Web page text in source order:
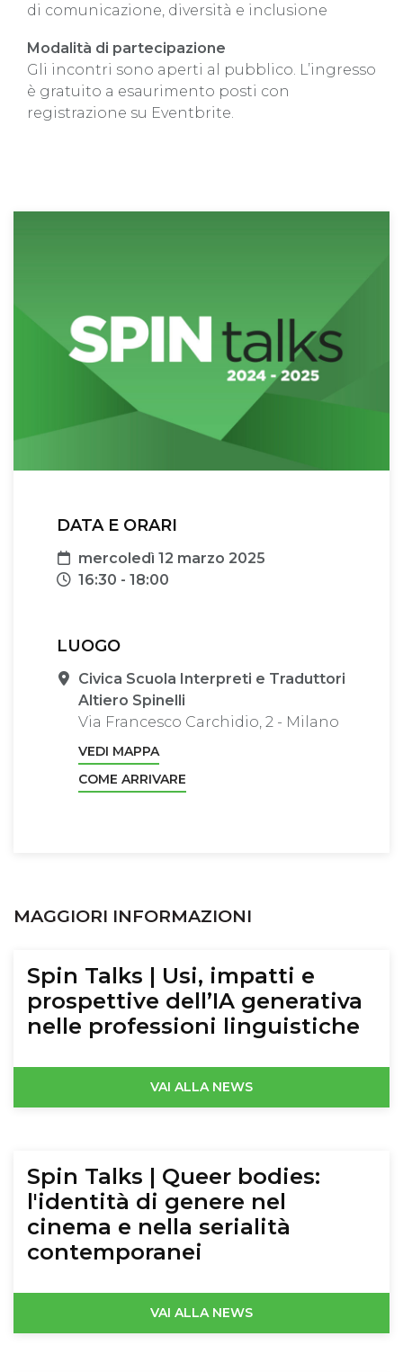
di comunicazione, diversità e inclusione
Modalità di partecipazione
Gli incontri sono aperti al pubblico. L’ingresso
è gratuito a esaurimento posti con
registrazione su Eventbrite.
DATA E ORARI
Data
mercoledì 12 marzo 2025
Orari
16:30 - 18:00
LUOGO
Sede
Civica Scuola Interpreti e Traduttori
Altiero Spinelli
Via Francesco Carchidio, 2 - Milano
VEDI MAPPA
COME ARRIVARE
MAGGIORI INFORMAZIONI
Spin Talks | Usi, impatti e
prospettive dell’IA generativa
nelle professioni linguistiche
VAI ALLA NEWS
Spin Talks | Queer bodies:
l'identità di genere nel
cinema e nella serialità
contemporanei
VAI ALLA NEWS